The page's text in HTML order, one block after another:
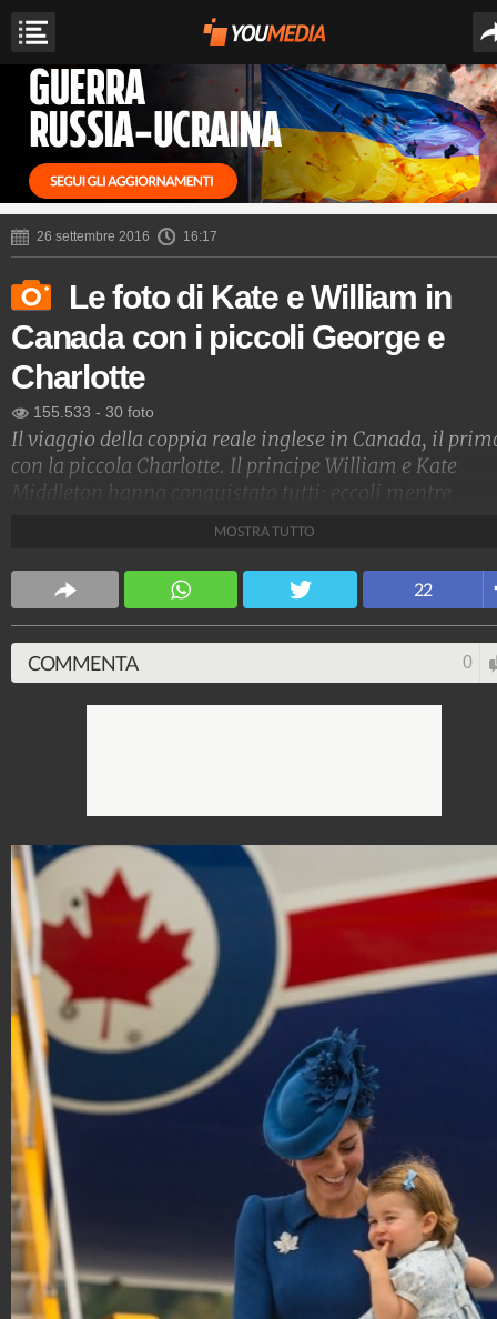
26 settembre 2016 16:17
Le foto di Kate e William in
Canada con i piccoli George e
Charlotte
155.533 - 30 foto
Il viaggio della coppia reale inglese in Canada, il
con la piccola Charlotte. Il principe William e Kate
Middleton hanno conquistato tutti: eccoli mentre
primogenito George e da Charlotte.
4.053.324.447-9.453 video-76.076 foto
MOSTRA TUTTO
22
COMMENTA 0